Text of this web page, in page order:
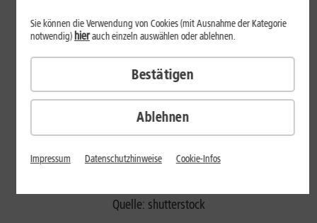
Quelle: shutterstock
Ablehnen
Sie können die Verwendung von Cookies (mit Ausnahme der Kategorie
notwendig) hierauch einzeln auswählen oder ablehnen.
Bestätigen
Impressum Datenschutzhinweise Cookie-Infos